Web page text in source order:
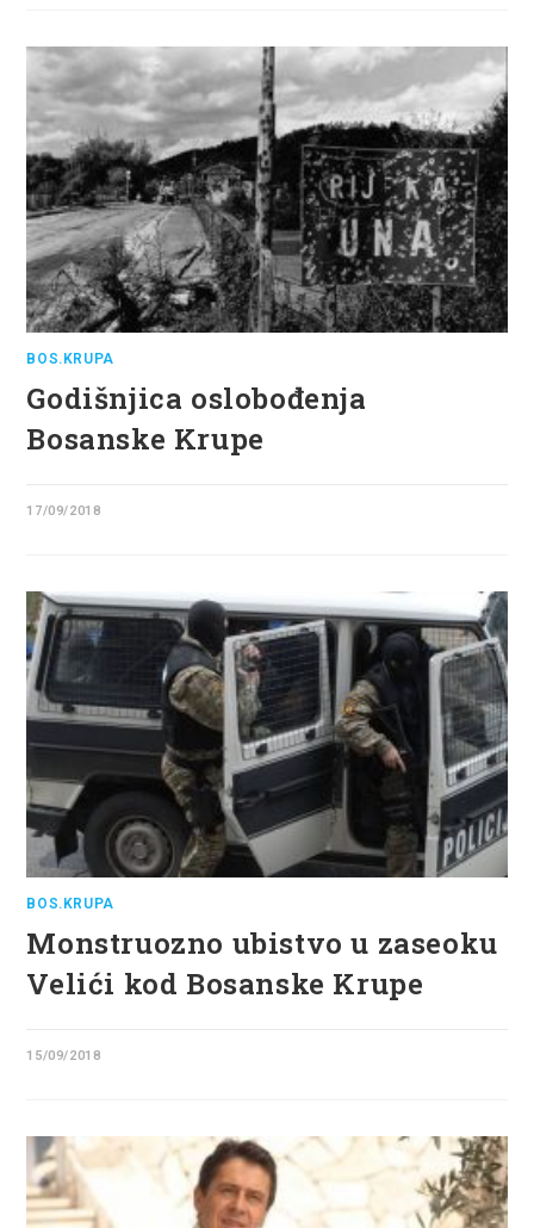
BOS.KRUPA
Godišnjica oslobođenja
Bosanske Krupe
17/09/2018
BOS.KRUPA
Monstruozno ubistvo u zaseoku
Velići kod Bosanske Krupe
15/09/2018